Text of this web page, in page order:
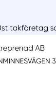
takföretag
AB
3